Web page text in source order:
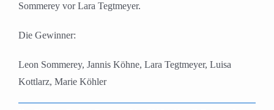
Sommerey vor Lara Tegtmeyer.
Die Gewinner:
Leon Sommerey, Jannis Köhne, Lara Tegtmeyer, Luisa
Kottlarz, Marie Köhler